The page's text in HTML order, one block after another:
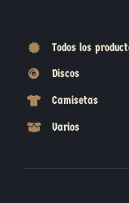
Todos los
Discos
Camisetas
Varios